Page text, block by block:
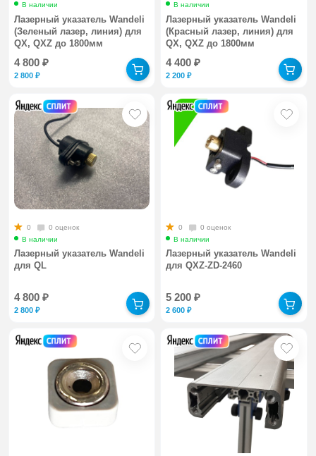
В наличии
Лазерный указатель Wandeli
(Зеленый лазер, линия) для
QX, QXZ до 1800мм
4 800₽
2 800₽
В наличии
Лазерный указатель Wandeli
(Красный лазер, линия) для
QX, QXZ до 1800мм
4 400₽
2 200₽
0
0 оценок
В наличии
Лазерный указатель Wandeli
для QL
4 800₽
2 800₽
0
0 оценок
В наличии
Лазерный указатель Wandeli
для QXZ-ZD-2460
5 200₽
2 600₽